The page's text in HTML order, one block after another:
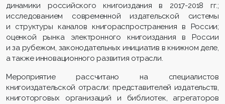
динамики российского книгоиздания в 2017-2018 гг.;
исследованием современной издательской системы
и структуры каналов книгораспространения в России;
оценкой рынка электронного книгоиздания в России
и за рубежом, законодательных инициатив в книжном деле,
а также инновационного развития отрасли.
Мероприятие рассчитано на специалистов
книгоиздательской отрасли: представителей издательств,
книготорговых организаций и библиотек, агрегаторов